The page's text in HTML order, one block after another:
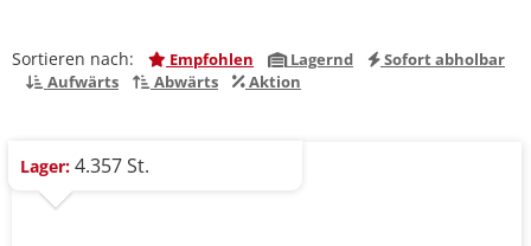
Sortieren nach: Empfohlen Lagernd
Sofort abholbar
Aufwärts
Abwärts Aktion
Lager: 4.357 St.